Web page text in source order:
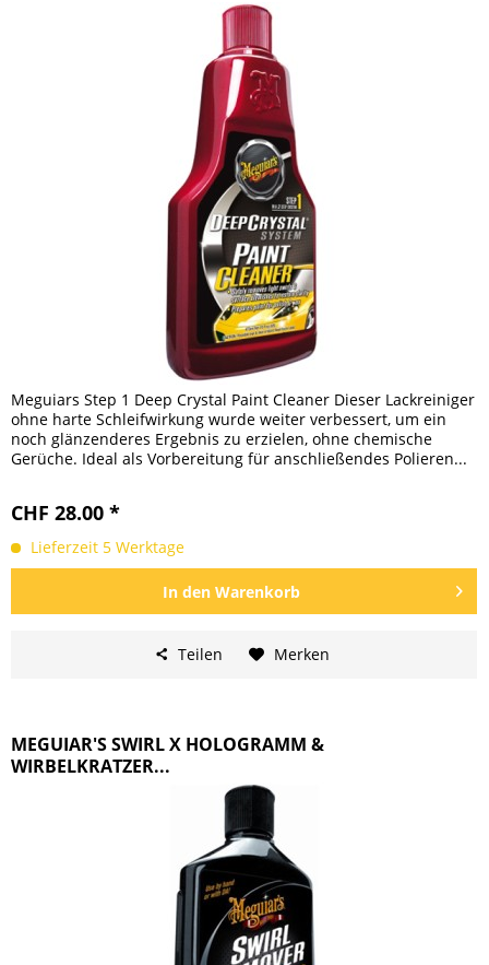
Meguiars Step 1 Deep Crystal Paint Cleaner Dieser Lackreiniger
ohne harte Schleifwirkung wurde weiter verbessert, um ein
noch glänzenderes Ergebnis zu erzielen, ohne chemische
Gerüche. Ideal als Vorbereitung für anschließendes Polieren...
CHF 28.00 *
Lieferzeit 5 Werktage
In den Warenkorb
Teilen Merken
MEGUIAR'S SWIRL X HOLOGRAMM &
WIRBELKRATZER...